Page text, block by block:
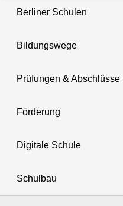
Berliner Schulen
Bildungswege
Prüfungen & Abschlüsse
Förderung
Digitale Schule
Schulbau